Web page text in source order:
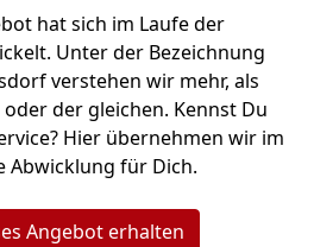
hat sich im Laufe der
Unter der Bezeichnung
verstehen wir mehr, als
der gleichen. Kennst Du
Hier übernehmen wir im
Abwicklung für Dich.
Angebot erhalten